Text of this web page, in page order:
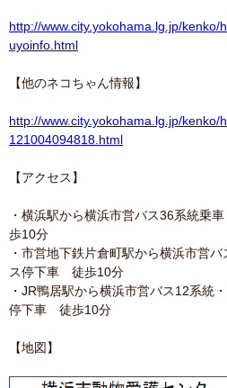
http://www.city.yokohama.lg.jp/
uyoinfo.html
【他のネコちゃん情報】
http://www.city.yokohama.lg.jp/
121004094818.html
【アクセス】
・横浜駅から横浜市営バス36系統
歩10分
・市営地下鉄片倉町駅から横浜市営
ス停下車 徒歩10分
・JR鴨居駅から横浜市営バス12系
停下車 徒歩10分
【地図】